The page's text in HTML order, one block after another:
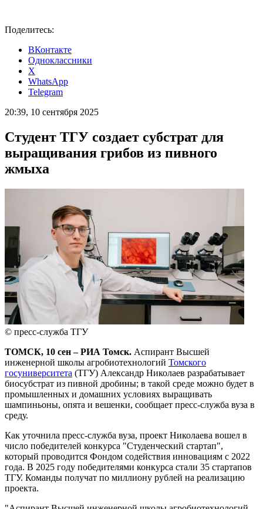
Поделитесь:
ВКонтакте
Одноклассники
X
WhatsApp
Telegram
20:39, 10 сентября 2025
Студент ТГУ создает субстрат для
выращивания грибов из пивного
жмыха
© пресс-служба ТГУ
ТОМСК, 10 сен – РИА Томск. Аспирант Высшей
инженерной школы агробиотехнологий Томского
госуниверситета (ТГУ) Александр Николаев разрабатывает
биосубстрат из пивной дробины; в такой среде можно будет в
промышленных и домашних условиях выращивать
шампиньоны, опята и вешенки, сообщает пресс-служба вуза в
среду.
Как уточнила пресс-служба вуза, проект Николаева вошел в
число победителей конкурса "Студенческий стартап",
который проводится Фондом содействия инновациям с 2022
года. В 2025 году победителями конкурса стали 35 стартапов
ТГУ. Команды получат по миллиону рублей на реализацию
проекта.